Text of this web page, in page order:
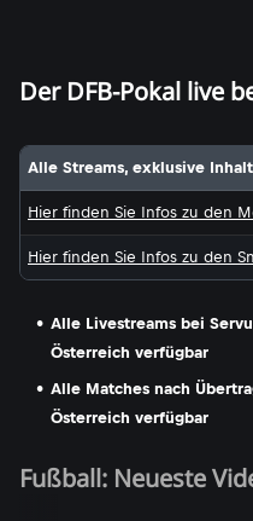
Der DFB-Pokal live
Alle Streams, exklusive
Hier finden Sie Infos zu den
Hier finden Sie Infos zu den
Alle Livestreams bei
Österreich verfügbar
Alle Matches nach
Österreich verfügbar
Fußball: Neueste